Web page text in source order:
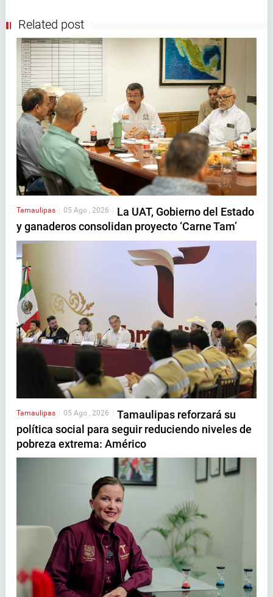
Related post
Tamaulipas 05 Ago , 2026
La UAT, Gobierno del Estado
y ganaderos consolidan proyecto ‘Carne Tam’
Tamaulipas | 05 Ago , 2026 | Tamaulipas reforzará su
política social para seguir reduciendo niveles de
pobreza extrema: Américo